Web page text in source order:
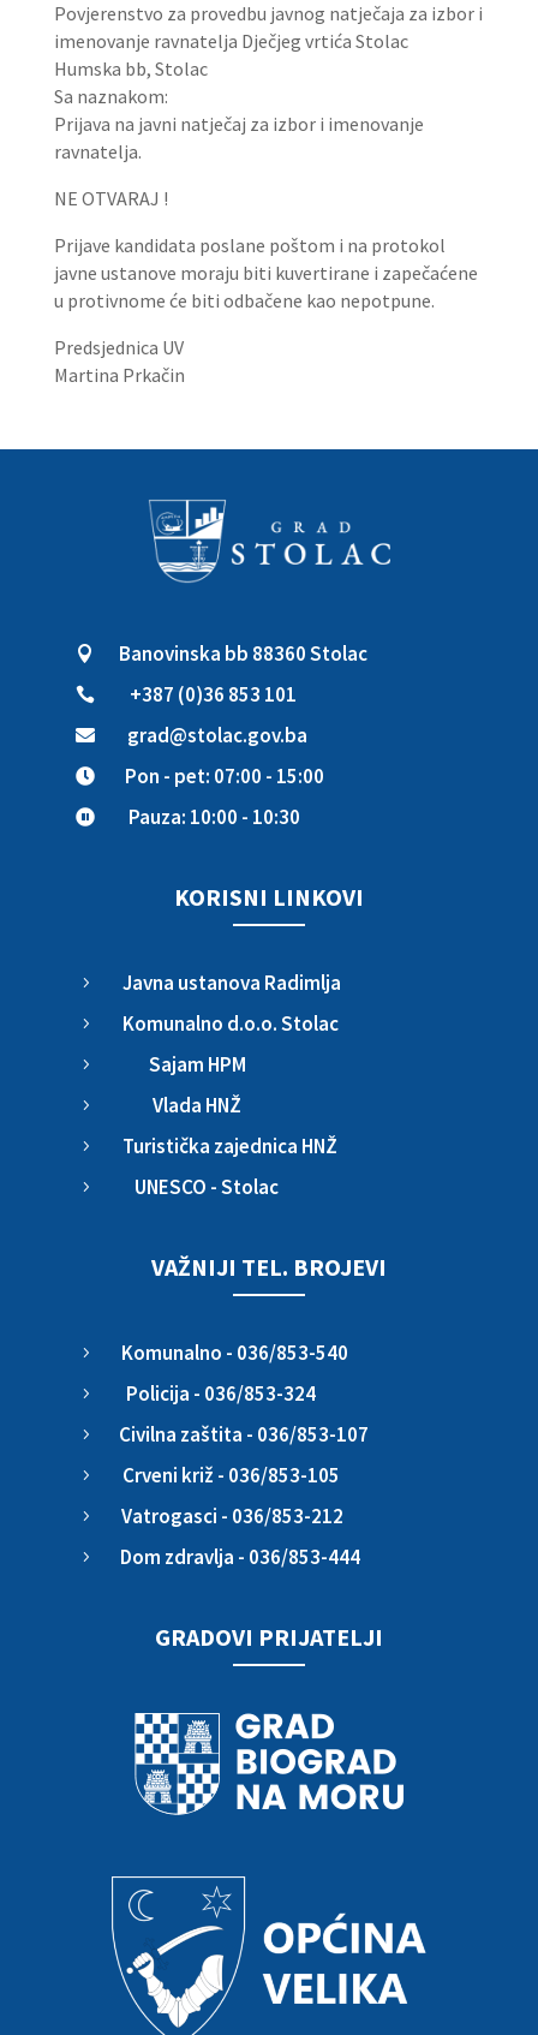
Povjerenstvo za provedbu javnog natječaja za izbor i
imenovanje ravnatelja Dječjeg vrtića Stolac
Humska bb, Stolac
Sa naznakom:
Prijava na javni natječaj za izbor i imenovanje
ravnatelja.
NE OTVARAJ !
Prijave kandidata poslane poštom i na protokol
javne ustanove moraju biti kuvertirane i zapečaćene
u protivnome će biti odbačene kao nepotpune.
Predsjednica UV
Martina Prkačin
 Banovinska bb 88360 Stolac
 +387 (0)36 853 101
 grad@stolac.gov.ba
 Pon - pet: 07:00 - 15:00
 Pauza: 10:00 - 10:30
KORISNI LINKOVI
5 Javna ustanova Radimlja
5 Komunalno d.o.o. Stolac
5 Sajam HPM
5 Vlada HNŽ
5 Turistička zajednica HNŽ
5 UNESCO - Stolac
VAŽNIJI TEL. BROJEVI
5 Komunalno - 036/853-540
5 Policija - 036/853-324
5 Civilna zaštita - 036/853-107
5 Crveni križ - 036/853-105
5 Vatrogasci - 036/853-212
5 Dom zdravlja - 036/853-444
GRADOVI PRIJATELJI